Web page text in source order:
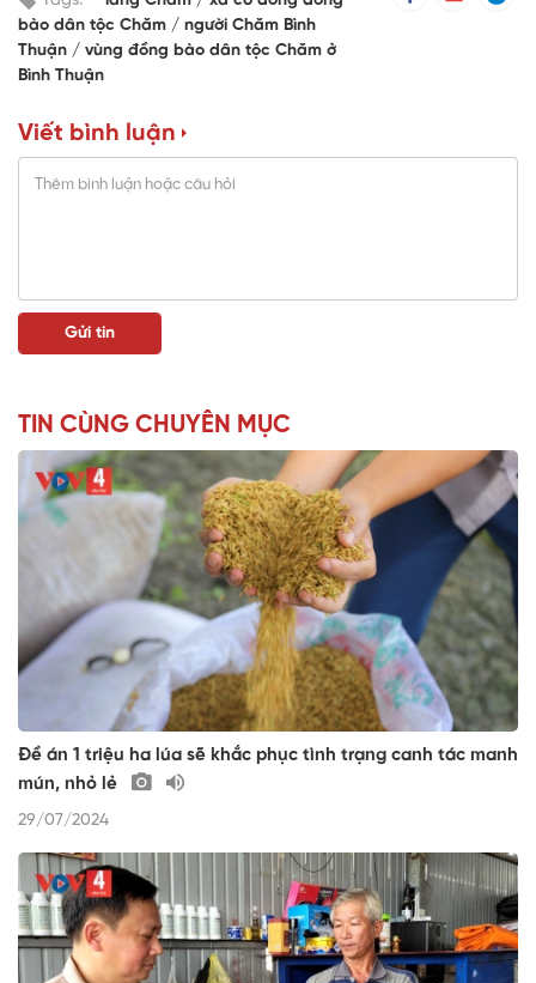
bào dân tộc Chăm
người Chăm Bình
Thuận
vùng đồng bào dân tộc Chăm ở
Bình Thuận
Viết bình luận
TIN CÙNG CHUYÊN MỤC
Đề án 1 triệu ha lúa sẽ khắc phục tình trạng canh tác manh
mún, nhỏ lẻ
29/07/2024